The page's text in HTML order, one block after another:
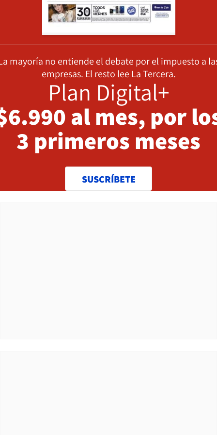
mayoría no entiende el debate por el impuesto a
empresas. El resto lee La Tercera.
Plan Digital+
al mes, por
3 primeros meses
SUSCRÍBETE